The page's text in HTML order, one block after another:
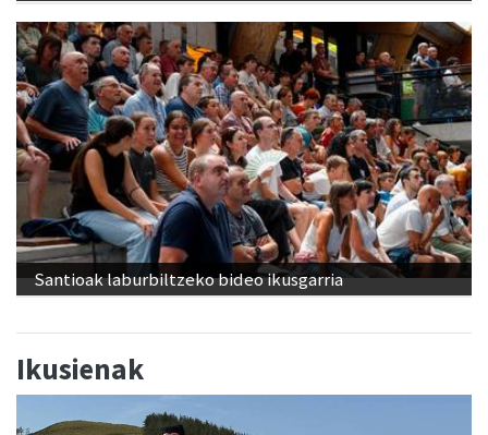
Santioak laburbiltzeko bideo ikusgarria
Ikusienak